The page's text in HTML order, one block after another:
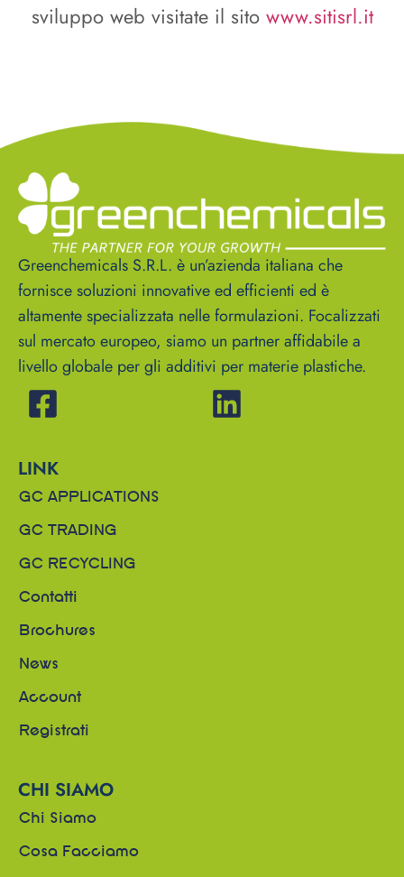
sviluppo web visitate il sito www.sitisrl.it
Greenchemicals S.R.L. è un’azienda italiana che
fornisce soluzioni innovative ed efficienti ed è
altamente specializzata nelle formulazioni. Focalizzati
sul mercato europeo, siamo un partner affidabile a
livello globale per gli additivi per materie plastiche.
LINK
GC APPLICATIONS
GC TRADING
GC RECYCLING
Contatti
Brochures
News
Account
Registrati
CHI SIAMO
Chi Siamo
Cosa Facciamo